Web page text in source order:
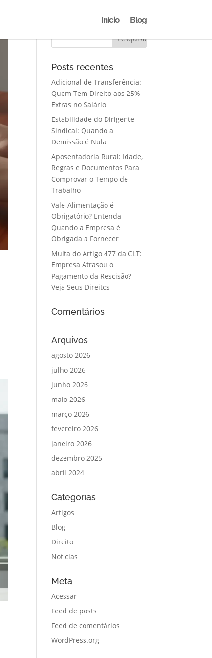
Início Blog
Posts recentes
Adicional de Transferência:
Quem Tem Direito aos 25%
Extras no Salário
Estabilidade do Dirigente
Sindical: Quando a
Demissão é Nula
Aposentadoria Rural: Idade,
Regras e Documentos Para
Comprovar o Tempo de
Trabalho
Vale-Alimentação é
Obrigatório? Entenda
Quando a Empresa é
Obrigada a Fornecer
Multa do Artigo 477 da CLT:
Empresa Atrasou o
Pagamento da Rescisão?
Veja Seus Direitos
Comentários
Arquivos
agosto 2026
julho 2026
junho 2026
maio 2026
março 2026
fevereiro 2026
janeiro 2026
dezembro 2025
abril 2024
Categorias
Artigos
Blog
Direito
Notícias
Meta
Acessar
Feed de posts
Feed de comentários
WordPress.org